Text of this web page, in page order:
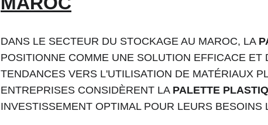
DANS LE SECTEUR DU STOCKAGE AU MAROC, LA
POSITIONNE COMME UNE SOLUTION EFFICACE ET
TENDANCES VERS L'UTILISATION DE MATÉRIAUX
ENTREPRISES CONSIDÈRENT LA PALETTE
INVESTISSEMENT OPTIMAL POUR LEURS BESOINS